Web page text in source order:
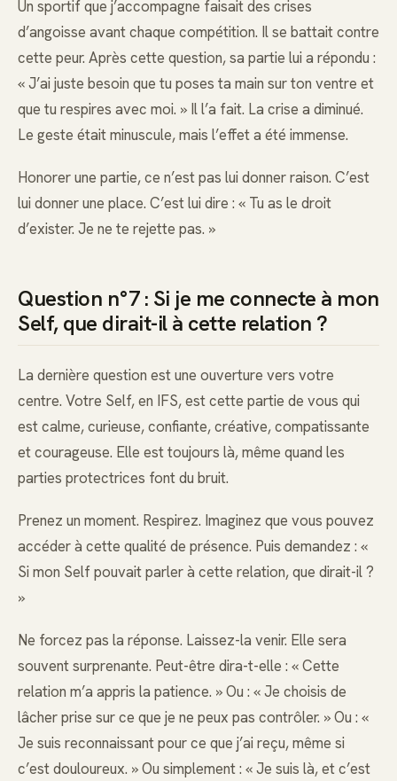
Un sportif que j’accompagne faisait des crises
d’angoisse avant chaque compétition. Il se battait contre
cette peur. Après cette question, sa partie lui a répondu :
« J’ai juste besoin que tu poses ta main sur ton ventre et
que tu respires avec moi. » Il l’a fait. La crise a diminué.
Le geste était minuscule, mais l’effet a été immense.
Honorer une partie, ce n’est pas lui donner raison. C’est
lui donner une place. C’est lui dire : « Tu as le droit
d’exister. Je ne te rejette pas. »
Question n°7 : Si je me connecte à mon
Self, que dirait-il à cette relation ?
La dernière question est une ouverture vers votre
centre. Votre Self, en IFS, est cette partie de vous qui
est calme, curieuse, confiante, créative, compatissante
et courageuse. Elle est toujours là, même quand les
parties protectrices font du bruit.
Prenez un moment. Respirez. Imaginez que vous pouvez
accéder à cette qualité de présence. Puis demandez : «
Si mon Self pouvait parler à cette relation, que dirait-il ?
»
Ne forcez pas la réponse. Laissez-la venir. Elle sera
souvent surprenante. Peut-être dira-t-elle : « Cette
relation m’a appris la patience. » Ou : « Je choisis de
lâcher prise sur ce que je ne peux pas contrôler. » Ou : «
Je suis reconnaissant pour ce que j’ai reçu, même si
c’est douloureux. » Ou simplement : « Je suis là, et c’est